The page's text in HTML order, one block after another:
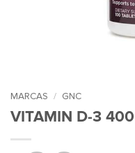
MARCAS / GNC
VITAMIN D-3